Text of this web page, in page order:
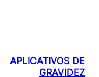
APLICATIVOS DE
GRAVIDEZ